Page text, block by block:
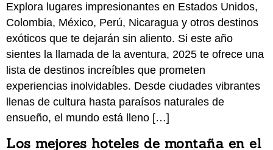
Explora lugares impresionantes en Estados Unidos,
Colombia, México, Perú, Nicaragua y otros destinos
exóticos que te dejarán sin aliento. Si este año
sientes la llamada de la aventura, 2025 te ofrece una
lista de destinos increíbles que prometen
experiencias inolvidables. Desde ciudades vibrantes
llenas de cultura hasta paraísos naturales de
ensueño, el mundo está lleno […]
Los mejores hoteles de montaña en el